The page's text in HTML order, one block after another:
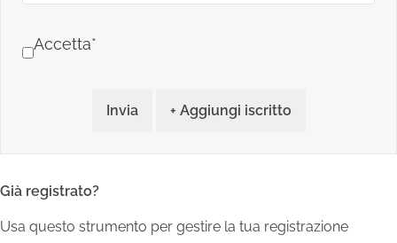
Accetta*
Invia + Aggiungi iscritto
Già registrato?
Usa questo strumento per gestire la tua registrazione